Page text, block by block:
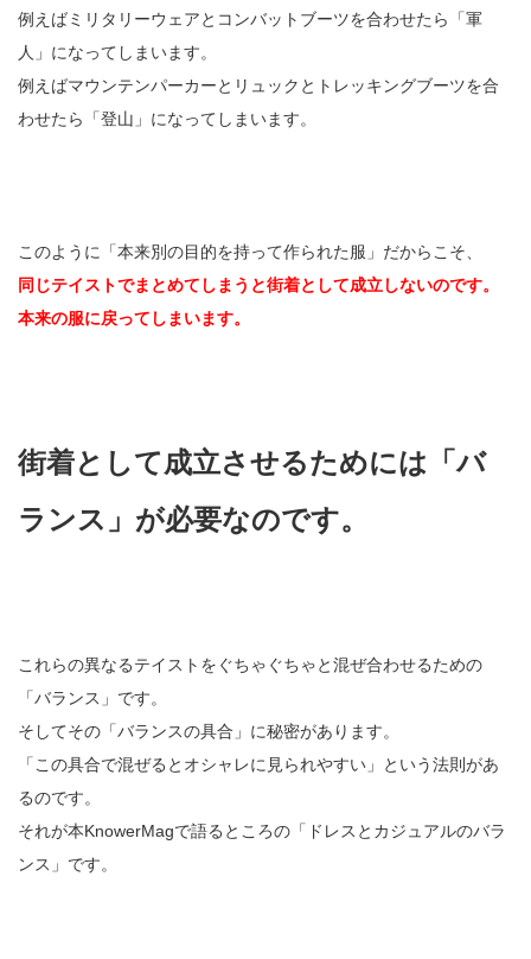
例えばミリタリーウェアとコンバットブーツを合わせたら「軍
人」になってしまいます。
例えばマウンテンパーカーとリュックとトレッキングブーツを合
わせたら「登山」になってしまいます。
このように「本来別の目的を持って作られた服」だからこそ、
同じテイストでまとめてしまうと街着として成立しないのです。
本来の服に戻ってしまいます。
街着として成立させるためには「バ
ランス」が必要なのです。
これらの異なるテイストをぐちゃぐちゃと混ぜ合わせるための
「バランス」です。
そしてその「バランスの具合」に秘密があります。
「この具合で混ぜるとオシャレに見られやすい」という法則があ
るのです。
それが本KnowerMagで語るところの「ドレスとカジュアルのバラ
ンス」です。